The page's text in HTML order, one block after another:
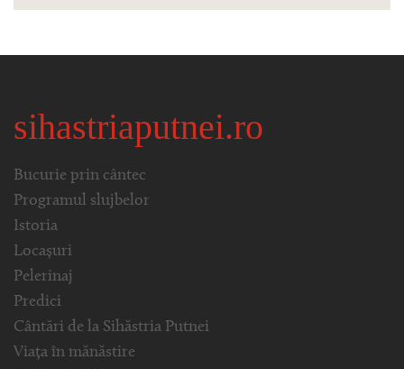
sihastriaputnei.ro
Bucurie prin cântec
Programul slujbelor
Istoria
Locașuri
Pelerinaj
Predici
Cântări de la Sihăstria Putnei
Viața în mănăstire